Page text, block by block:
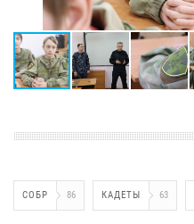
СОБР 86 КАДЕТЫ 63